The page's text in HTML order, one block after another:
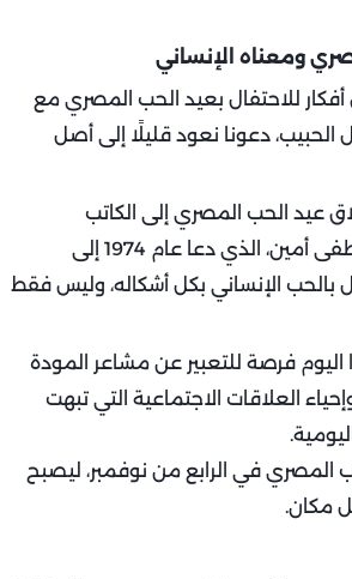
ومعناه الإنساني
للاحتفال بعيد الحب المصري مع
الحبيب، دعونا نعود قليلًا إلى أصل
عيد الحب المصري إلى الكاتب
الصحفي الراحل مصطفى أمين، الذي دعا عام 1974 إلى
الإنساني بكل أشكاله، وليس فقط
اليوم فرصة للتعبير عن مشاعر المودة
العلاقات الاجتماعية التي تبهت
المصري في الرابع من نوفمبر، ليصبح
مكان.